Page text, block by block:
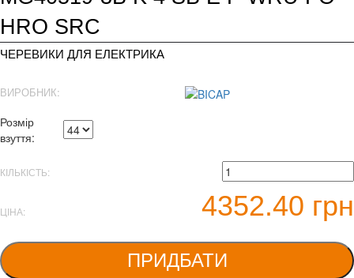
HRO SRC
ЧЕРЕВИКИ ДЛЯ ЕЛЕКТРИКА
ВИРОБНИК:
Розмір
взуття:
КІЛЬКІСТЬ:
ЦІНА: 4352.40 грн
ПРИДБАТИ